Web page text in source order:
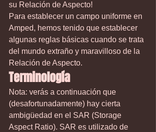
su Relación de Aspecto!
Para establecer un campo uniforme en
Amped, hemos tenido que establecer
algunas reglas básicas cuando se trata
del mundo extraño y maravilloso de la
Relación de Aspecto.
Terminología
Nota: verás a continuación que
(desafortunadamente) hay cierta
ambigüedad en el SAR (Storage
Aspect Ratio). SAR es utilizado de